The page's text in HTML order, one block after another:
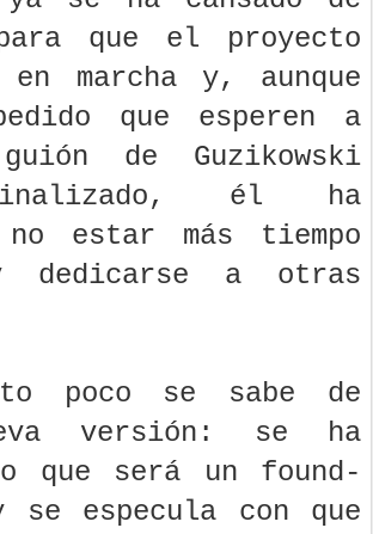
que el proyecto
en marcha y, aunque
que esperen a
de Guzikowski
él ha
estar más tiempo
dedicarse a otras
poco se sabe de
versión: se ha
que será un found-
se especula con que